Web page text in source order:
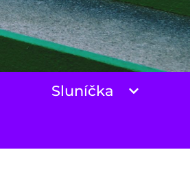
Sluníčka